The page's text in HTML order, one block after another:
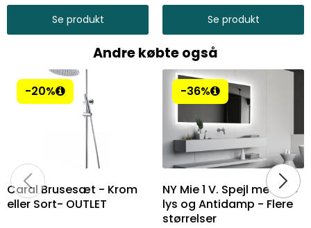
Se produkt Se produkt
Andre købte også
-20%
Caral Brusesæt - Krom
eller Sort- OUTLET
-36%
NY Mie 1 V. Spejl med LED
lys og Antidamp - Flere
størrelser